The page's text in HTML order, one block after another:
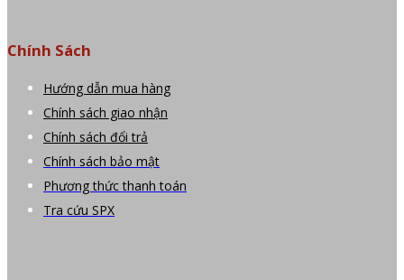
Chính Sách
Hướng dẫn mua hàng
Chính sách giao nhận
Chính sách đổi trả
Chính sách bảo mật
Phương thức thanh toán
Tra cứu SPX